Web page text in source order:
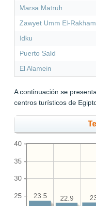
Marsa Matruh
Zawyet Umm El-Rakham
Idku
Puerto Saíd
El Alamein
A continuación se
centros turísticos de
25
30
35
40
22.9
23.5